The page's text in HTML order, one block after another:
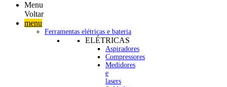
Menu
Voltar
menu
Ferramentas elétricas e bateria
ELÉTRICAS
Aspiradores
Compressores
Medidores
e
lasers